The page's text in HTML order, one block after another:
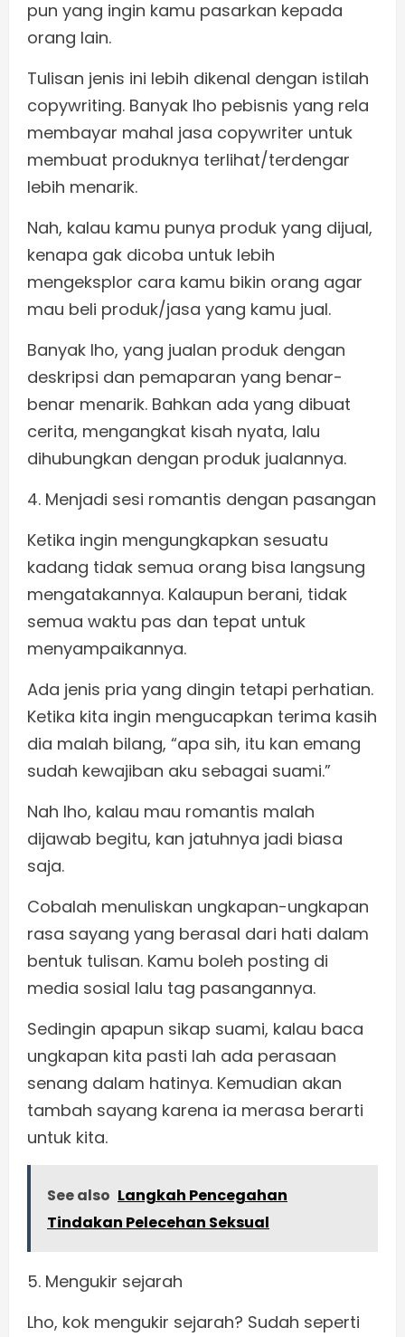
pun yang ingin kamu pasarkan kepada
orang lain.
Tulisan jenis ini lebih dikenal dengan istilah
copywriting. Banyak lho pebisnis yang rela
membayar mahal jasa copywriter untuk
membuat produknya terlihat/terdengar
lebih menarik.
Nah, kalau kamu punya produk yang dijual,
kenapa gak dicoba untuk lebih
mengeksplor cara kamu bikin orang agar
mau beli produk/jasa yang kamu jual.
Banyak lho, yang jualan produk dengan
deskripsi dan pemaparan yang benar-
benar menarik. Bahkan ada yang dibuat
cerita, mengangkat kisah nyata, lalu
dihubungkan dengan produk jualannya.
4. Menjadi sesi romantis dengan pasangan
Ketika ingin mengungkapkan sesuatu
kadang tidak semua orang bisa langsung
mengatakannya. Kalaupun berani, tidak
semua waktu pas dan tepat untuk
menyampaikannya.
Ada jenis pria yang dingin tetapi perhatian.
Ketika kita ingin mengucapkan terima kasih
dia malah bilang, “apa sih, itu kan emang
sudah kewajiban aku sebagai suami.”
Nah lho, kalau mau romantis malah
dijawab begitu, kan jatuhnya jadi biasa
saja.
Cobalah menuliskan ungkapan-ungkapan
rasa sayang yang berasal dari hati dalam
bentuk tulisan. Kamu boleh posting di
media sosial lalu tag pasangannya.
Sedingin apapun sikap suami, kalau baca
ungkapan kita pasti lah ada perasaan
senang dalam hatinya. Kemudian akan
tambah sayang karena ia merasa berarti
untuk kita.
See also Langkah Pencegahan
Tindakan Pelecehan Seksual
5. Mengukir sejarah
Lho, kok mengukir sejarah? Sudah seperti